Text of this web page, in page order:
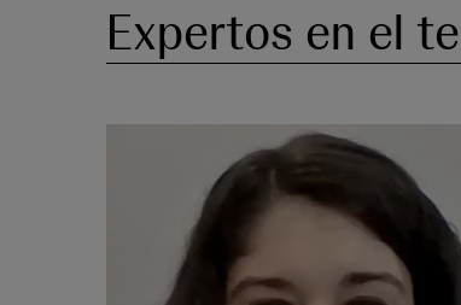
Expertos en el